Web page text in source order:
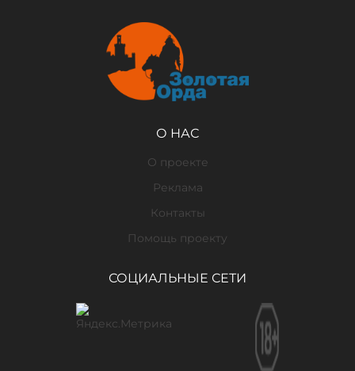
О НАС
О проекте
Реклама
Контакты
Помощь проекту
СОЦИАЛЬНЫЕ СЕТИ